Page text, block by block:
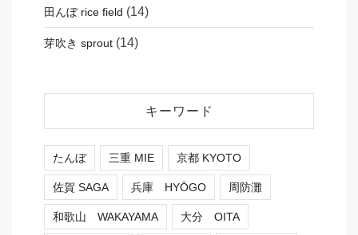
田んぼ rice field (14)
芽吹き sprout (14)
キーワード
たんぼ 三重 MIE 京都 KYOTO
佐賀 SAGA 兵庫 HYŌGO 周防灘
和歌山 WAKAYAMA 大分 OITA